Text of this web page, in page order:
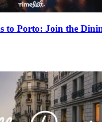
to Porto: Join the